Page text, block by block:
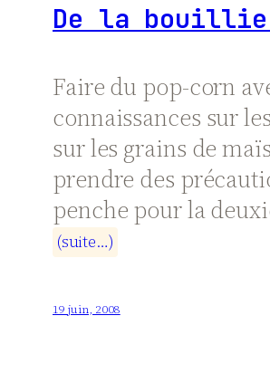
De la bouillie
Faire du pop-corn
connaissances sur
sur les grains de
prendre des
penche pour la
(suite…)
19 juin, 2008